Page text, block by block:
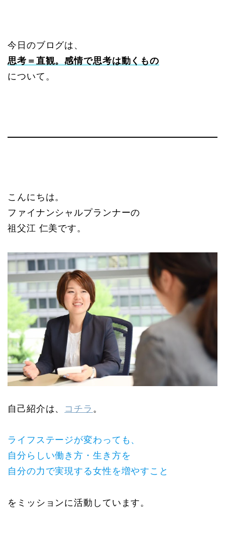
今日のブログは、
思考＝直観。感情で思考は動くもの
について。
こんにちは。
ファイナンシャルプランナーの
祖父江 仁美です。
自己紹介は、 コチラ 。
ライフステージが変わっても、
自分らしい働き方・生き方を
自分の力で実現する女性を増やすこと
をミッションに活動しています。